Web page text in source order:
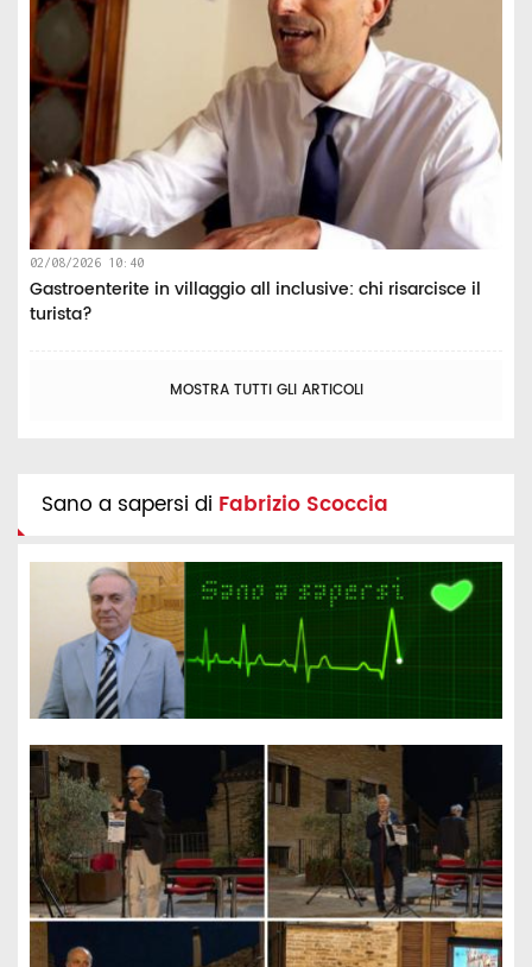
02/08/2026 10:40
Gastroenterite in villaggio all inclusive: chi risarcisce il
turista?
MOSTRA TUTTI GLI ARTICOLI
Sano a sapersi di Fabrizio Scoccia